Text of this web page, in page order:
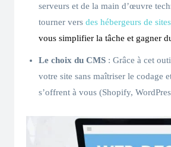
serveurs et de la main d’œuvre
tourner vers des hébergeurs de
vous simplifier la tâche et gagner
Le choix du CMS : Grâce à cet
votre site sans maîtriser le codage
s’offrent à vous (Shopify,